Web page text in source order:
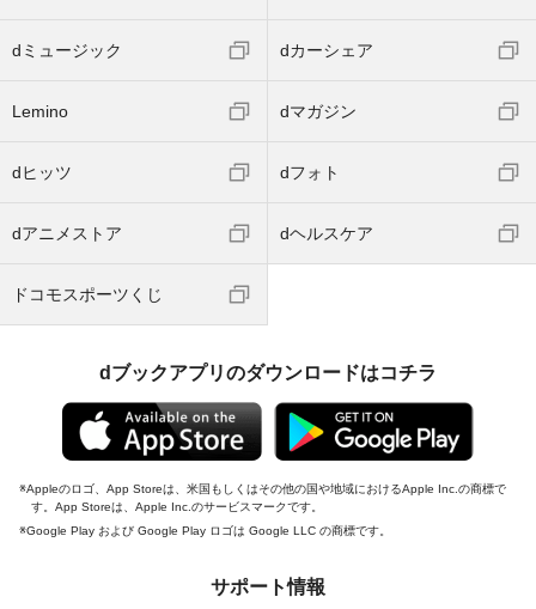
dミュージック dカーシェア
Lemino dマガジン
dヒッツ dフォト
dアニメストア dヘルスケア
ドコモスポーツくじ
dブックアプリのダウンロードはコチラ
Appleのロゴ、App Storeは、米国もしくはその他の国や地域におけるApple Inc.の商標で
す。App Storeは、Apple Inc.のサービスマークです。
Google Play および Google Play ロゴは Google LLC の商標です。
サポート情報